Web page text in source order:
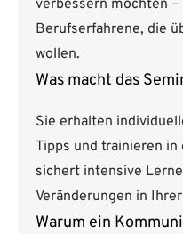
verbessern möchten
Berufserfahrene, die
wollen.
Was macht das
Sie erhalten
Tipps und trainieren in
sichert intensive
Veränderungen in
Warum ein